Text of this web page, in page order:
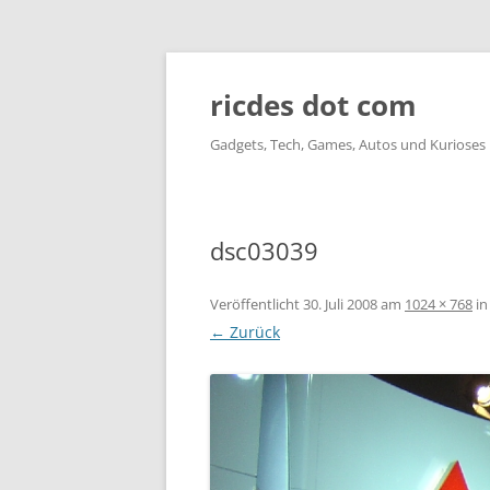
ricdes dot com
Gadgets, Tech, Games, Autos und Kurioses
dsc03039
Veröffentlicht30. Juli 2008am 1024 × 768 in
← Zurück